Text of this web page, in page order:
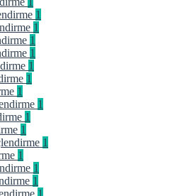
1
1
1
1
1
1
1
1
1
1
1
1
1
1